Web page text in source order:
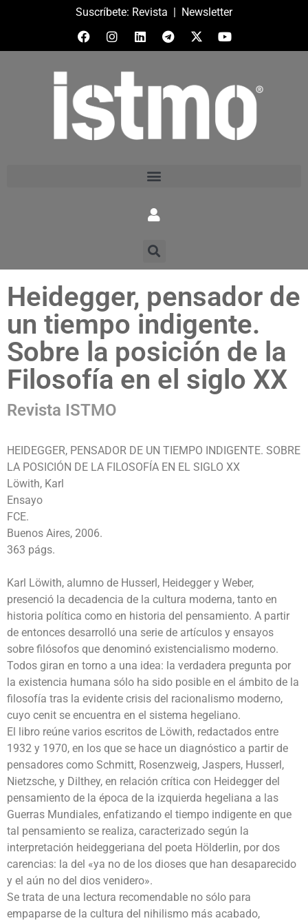
Suscríbete: Revista | Newsletter
Heidegger, pensador de
un tiempo indigente.
Sobre la posición de la
Filosofía en el siglo XX
Revista ISTMO
HEIDEGGER, PENSADOR DE UN TIEMPO INDIGENTE. SOBRE
LA POSICIÓN DE LA FILOSOFÍA EN EL SIGLO XX
Löwith, Karl
Ensayo
FCE.
Buenos Aires, 2006.
363 págs.
Karl Löwith, alumno de Husserl, Heidegger y Weber,
presenció la decadencia de la cultura moderna, tanto en
historia política como en historia del pensamiento. A partir
de entonces desarrolló una serie de artículos y ensayos
sobre filósofos que denominó existencialismo moderno.
Todos giran en torno a una idea: la verdadera pregunta por
la existencia humana sólo ha sido posible en el ámbito de la
filosofía tras la evidente crisis del racionalismo moderno,
cuyo cenit se encuentra en el sistema hegeliano.
El libro reúne varios escritos de Löwith, redactados entre
1932 y 1970, en los que se hace un diagnóstico a partir de
pensadores como Schmitt, Rosenzweig, Jaspers, Husserl,
Nietzsche, y Dilthey, en relación crítica con Heidegger del
pensamiento de la época de la izquierda hegeliana a las
Guerras Mundiales, enfatizando el tiempo indigente en que
tal pensamiento se realiza, caracterizado según la
interpretación heideggeriana del poeta Hölderlin, por dos
carencias: la del «ya no de los dioses que han desaparecido
y el aún no del dios venidero».
Se trata de una lectura recomendable no sólo para
empaparse de la cultura del nihilismo más acabado,